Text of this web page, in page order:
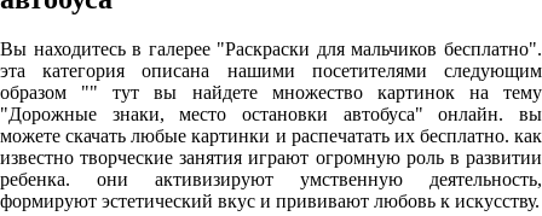
Вы находитесь в галерее "Раскраски для мальчиков бесплатно".
эта категория описана нашими посетителями следующим
образом "" тут вы найдете множество картинок на тему
"Дорожные знаки, место остановки автобуса" онлайн. вы
можете скачать любые картинки и распечатать их бесплатно. как
известно творческие занятия играют огромную роль в развитии
ребенка. они активизируют умственную деятельность,
формируют эстетический вкус и прививают любовь к искусству.